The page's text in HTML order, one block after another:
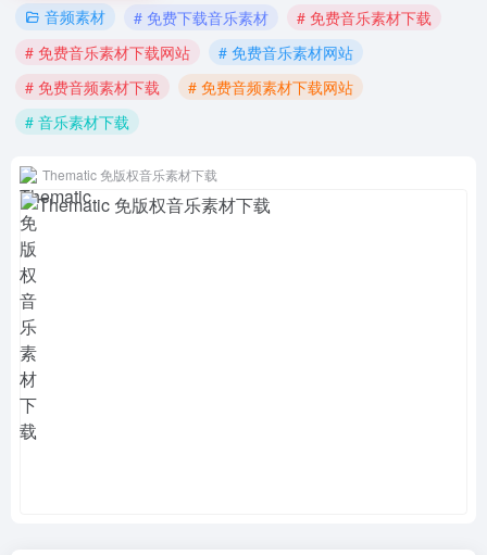
音频素材 # 免费下载音乐素材
# 免费音乐素材下载
# 免费音乐素材下载网站
# 免费音乐素材网站
# 免费音频素材下载
# 免费音频素材下载网站
# 音乐素材下载
Thematic 免版权音乐素材下载